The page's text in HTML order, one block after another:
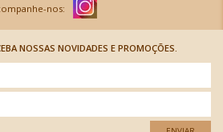
NOSSAS NOVIDADES E PROMOÇÕES.